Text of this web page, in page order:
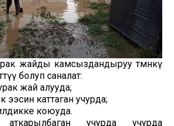
жайды камсыздандыруу төмөнкү
болуп саналат:
жай алууда;
каттаган учурда;
коюуда.
учурда учурда